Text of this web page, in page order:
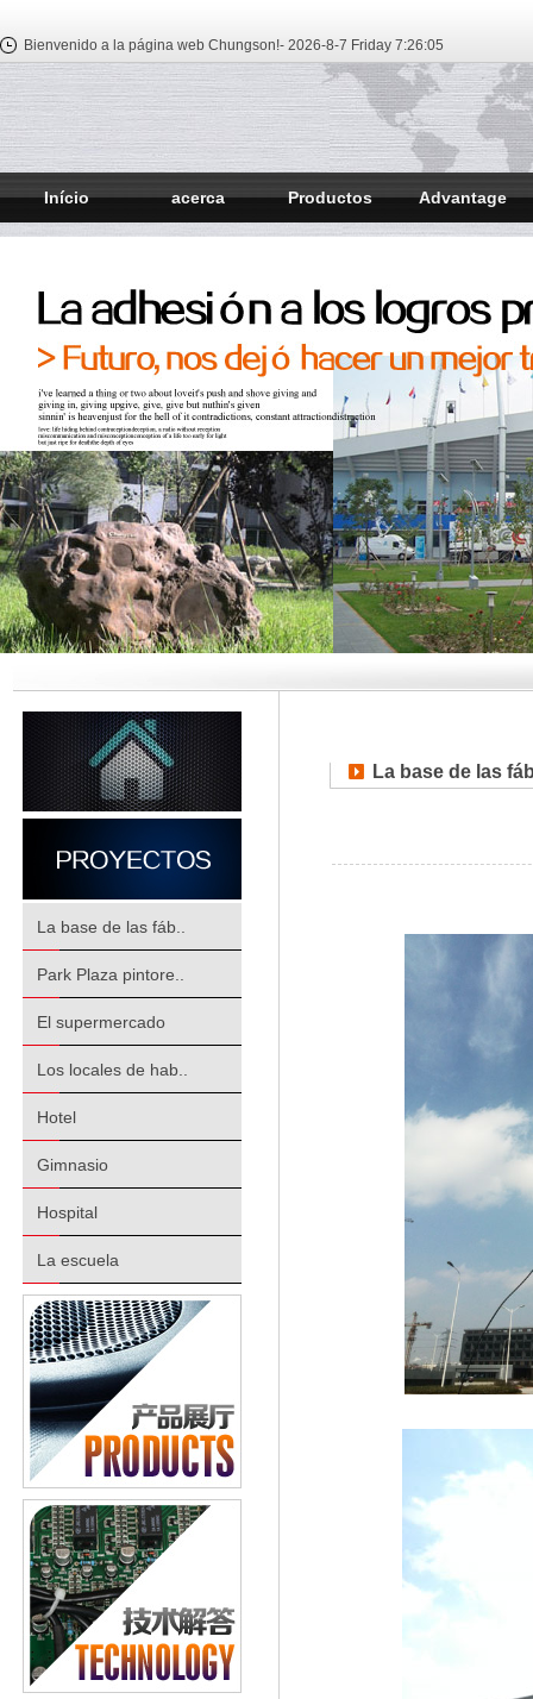
Bienvenido a la página web Chungson!- 2026-8-7 Friday 7:26:06
Início acerca Productos Advantage
La base de las fáb..
Park Plaza pintore..
El supermercado
Los locales de hab..
Hotel
Gimnasio
Hospital
La escuela
La base de las